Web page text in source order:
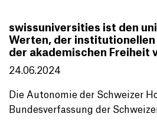
swissuniversities ist den
Werten, der institutionellen
der akademischen Freiheit
24.06.2024
Die Autonomie der Schweizer
Bundesverfassung der